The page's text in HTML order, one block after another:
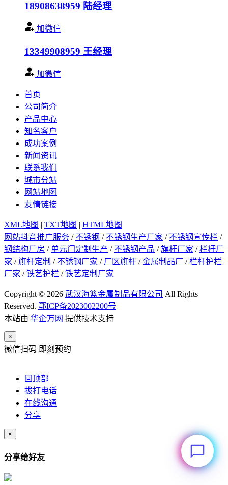
18908638959 陆经理
加微信
13349908959 王经理
加微信
首页
公司简介
产品中心
知名客户
成功案例
新闻资讯
联系我们
城市分站
网站地图
友情链接
XML地图 | TXT地图 | HTML地图
网站抖音推广服务 / 不锈钢 / 不锈钢生产厂家 / 不锈钢宣传栏 /
钢结构厂房 /单元门定制生产 / 不锈钢产品 /旗杆厂家 /栏杆厂
家 /旗杆定制 / 不锈钢厂家 / 厂区旗杆 /金属制品厂 /栏杆护栏
厂家 /铁艺护栏 /铁艺定制厂家
Copyright © 2026 武汉海篮金属制品有限公司 All Rights
Reserved. 鄂ICP备2023002200号
本站由 华企万网 提供技术支持
×
微信扫码 即刻预约
回顶部
拔打电话
在线沟通
分享
×
分享给好友